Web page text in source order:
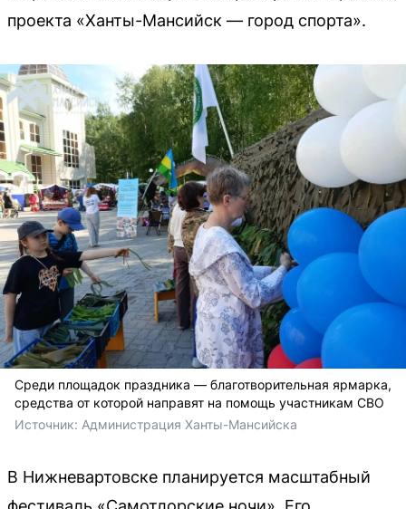
проекта «Ханты-Мансийск — город спорта».
Среди площадок праздника — благотворительная ярмарка,
средства от которой направят на помощь участникам СВО
Источник: Администрация Ханты-Мансийска
В Нижневартовске планируется масштабный